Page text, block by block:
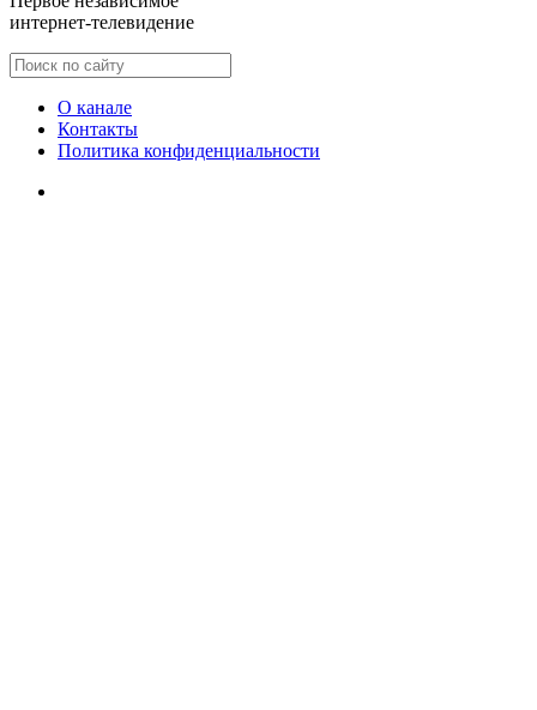
интернет-телевидение
О канале
Контакты
Политика конфиденциальности